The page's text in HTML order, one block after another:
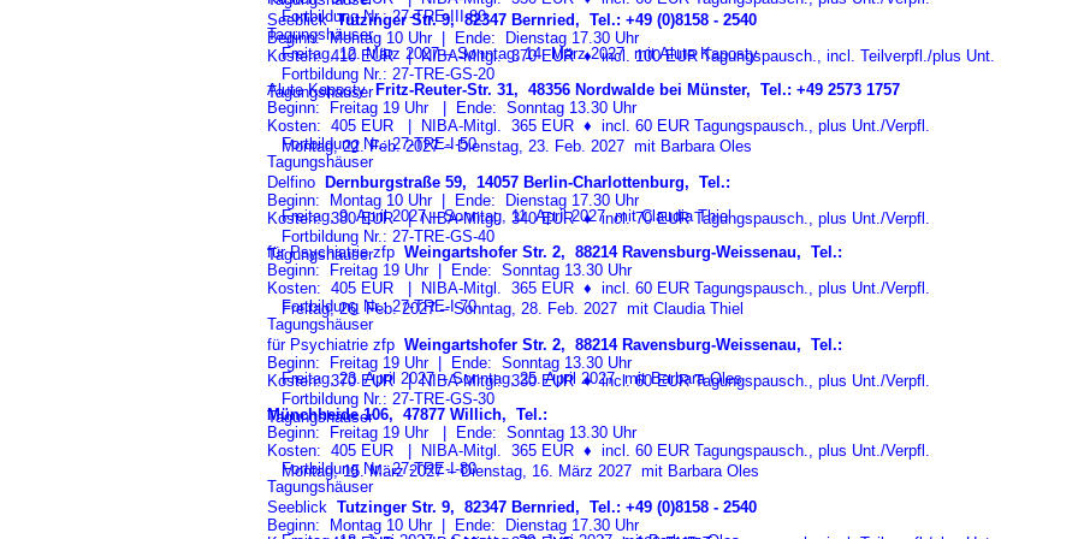
Freitag, 12. März 2027 – Sonntag, 14. März 2027 mit Alute Kaposty
Alute Kaposty Fritz-Reuter-Str. 31, 48356 Nordwalde bei Münster, Tel.: +49 2573 1757
Beginn: Freitag 19 Uhr | Ende: Sonntag 13.30 Uhr
Kosten: 405 EUR | NIBA-Mitgl. 365 EUR ♦ incl. 60 EUR Tagungspausch., plus Unt./Verpfl.
Fortbildung Nr.: 27-TRE-I-50
Tagungshäuser
Freitag, 9. April 2027 – Sonntag, 11. April 2027 mit Claudia Thiel
für Psychiatrie zfp Weingartshofer Str. 2, 88214 Ravensburg-Weissenau, Tel.:
Beginn: Freitag 19 Uhr | Ende: Sonntag 13.30 Uhr
Kosten: 405 EUR | NIBA-Mitgl. 365 EUR ♦ incl. 60 EUR Tagungspausch., plus Unt./Verpfl.
Fortbildung Nr.: 27-TRE-I-70
Tagungshäuser
Freitag, 23. April 2027 – Sonntag, 25. April 2027 mit Barbara Oles
Münchheide 106, 47877 Willich, Tel.:
Beginn: Freitag 19 Uhr | Ende: Sonntag 13.30 Uhr
Kosten: 405 EUR | NIBA-Mitgl. 365 EUR ♦ incl. 60 EUR Tagungspausch., plus Unt./Verpfl.
Fortbildung Nr.: 27-TRE-I-80
Tagungshäuser
Fortbildung Nr.: 27-TRE-III-80
Tagungshäuser
Seeblick Tutzinger Str. 9, 82347 Bernried, Tel.: +49 (0)8158 - 2540
Beginn: Montag 10 Uhr | Ende: Dienstag 17.30 Uhr
Kosten: 410 EUR | NIBA-Mitgl. 370 EUR♦incl. 100 EUR Tagungspausch., incl. Teilverpfl./plus Unt.
Fortbildung Nr.: 27-TRE-GS-20
Tagungshäuser
Montag, 22. Feb. 2027 – Dienstag, 23. Feb. 2027 mit Barbara Oles
Delfino
Dernburgstraße 59, 14057 Berlin-Charlottenburg, Tel.:
Beginn: Montag 10 Uhr | Ende: Dienstag 17.30 Uhr
Kosten: 380 EUR | NIBA-Mitgl. 340 EUR♦incl. 70 EUR Tagungspausch., plus Unt./Verpfl.
Fortbildung Nr.: 27-TRE-GS-40
Tagungshäuser
Freitag, 26. Feb. 2027 – Sonntag, 28. Feb. 2027 mit Claudia Thiel
für Psychiatrie zfp Weingartshofer Str. 2, 88214 Ravensburg-Weissenau, Tel.:
Beginn: Freitag 19 Uhr | Ende: Sonntag 13.30 Uhr
Kosten: 370 EUR | NIBA-Mitgl. 330 EUR♦incl. 60 EUR Tagungspausch., plus Unt./Verpfl.
Fortbildung Nr.: 27-TRE-GS-30
Tagungshäuser
Montag, 15. März 2027 – Dienstag, 16. März 2027 mit Barbara Oles
Seeblick Tutzinger Str. 9, 82347 Bernried, Tel.: +49 (0)8158 - 2540
Beginn: Montag 10 Uhr | Ende: Dienstag 17.30 Uhr